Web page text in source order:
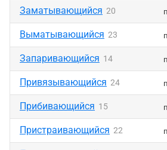
Заматывающийся 20
Выматывающийся 23
Запаривающийся 14
Привязывающийся 24
Прибивающийся 15
Пристраивающийся 22